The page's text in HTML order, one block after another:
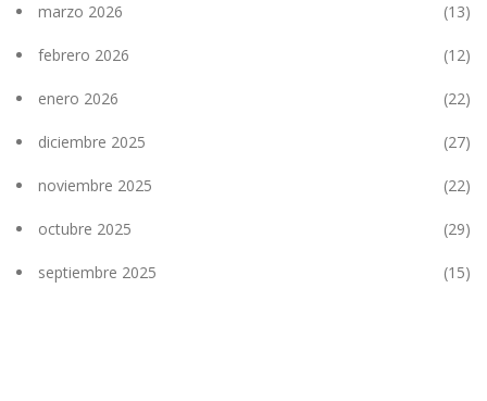
marzo 2026 (13)
febrero 2026 (12)
enero 2026 (22)
diciembre 2025 (27)
noviembre 2025 (22)
octubre 2025 (29)
septiembre 2025 (15)